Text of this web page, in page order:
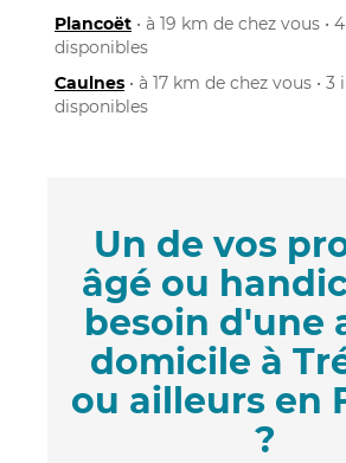
Plancoët • à 19 km de chez vous •
disponibles
Caulnes • à 17 km de chez vous •
disponibles
Un de vos
âgé ou
besoin d'une
domicile à
ou ailleurs en
?